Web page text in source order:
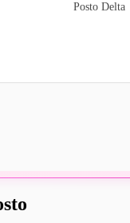
Posto Delta